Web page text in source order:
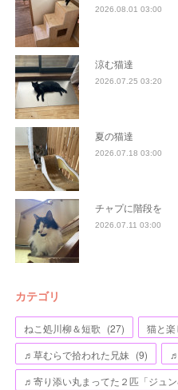
2026.08.01 03:00
涼む猫達
2026.07.25 03:20
夏の猫達
2026.07.18 03:00
チャプに階段を
2026.07.11 03:00
カテゴリ
ねこ処川柳＆短歌 (27) 猫と楽
♬草むらで拾われた兄妹 (9)
♬寄り添い丸まってた２匹「ジュン